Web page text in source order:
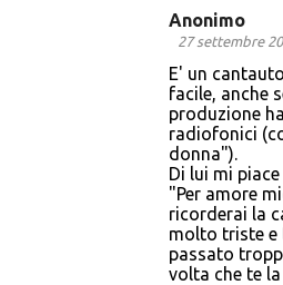
Anonimo
27 settembre
E' un
facile, anche
produzione
radiofonici
donna").
Di lui mi
"Per amore
ricorderai la
molto triste e
passato
volta che te